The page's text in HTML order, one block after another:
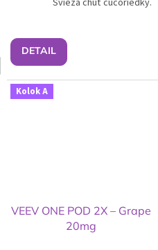
DETAIL
Kolok A
VEEV ONE POD 2X – Grape
20mg